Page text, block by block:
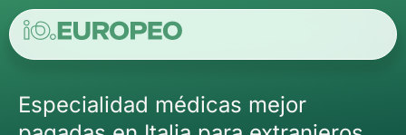
Especialidad médicas mejor